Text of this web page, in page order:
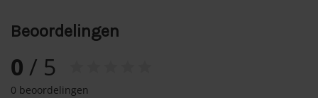
Beoordelingen
0 / 5
0 beoordelingen